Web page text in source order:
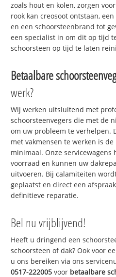
zoals hout en kolen, zorgen
rook kan creosoot ontstaan,
en een schoorsteenbrand tot
een specialist in om dit op tijd
schoorsteen op tijd te laten
Betaalbare
werk?
Wij werken uitsluitend met
schoorsteenvegers die met de
om uw probleem te verhelpen.
met vakmensen te werken is
minimaal. Onze
voorraad en kunnen uw
uitvoeren. Bij calamiteiten
geplaatst en direct een
definitieve reparatie.
Bel nu vrijblijvend!
Heeft u dringend een
schoorsteen of dak? Ook voor
u ons bereiken via ons
0517-222005 voor betaalbare